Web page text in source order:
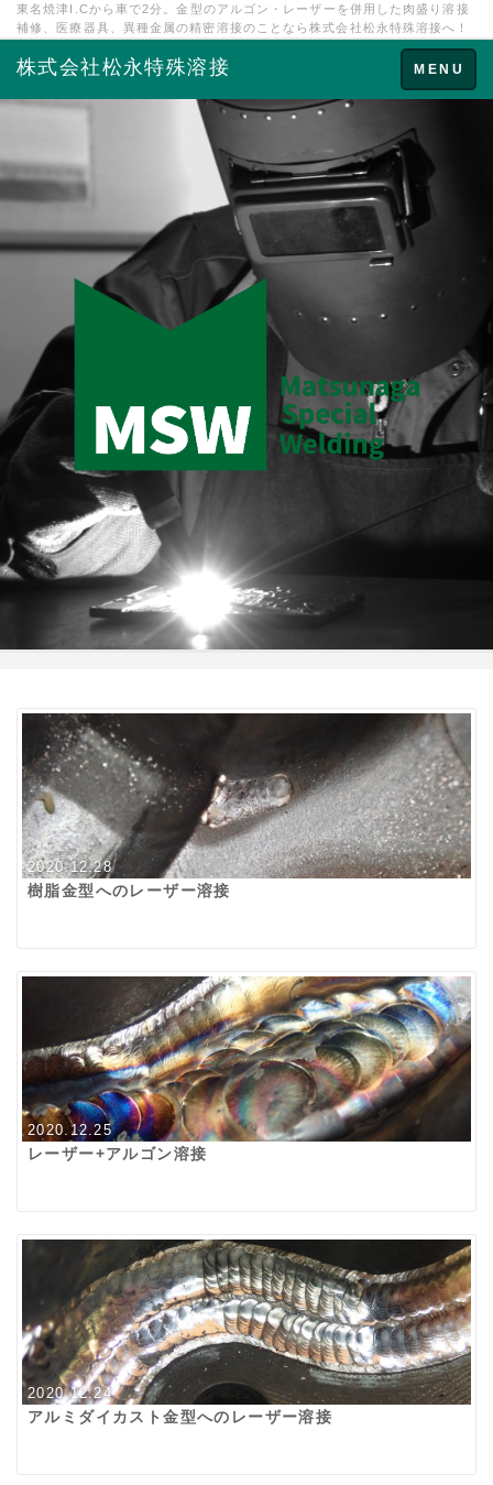
東名焼津I.Cから車で2分。金型のアルゴン・レーザーを併用した肉盛り溶接
補修、医療器具、異種金属の精密溶接のことなら株式会社松永特殊溶接へ！
Toggle
navigation
MENU
株式会社松永特殊溶接
2020.12.28
樹脂金型へのレーザー溶接
2020.12.25
レーザー+アルゴン溶接
2020.12.24
アルミダイカスト金型へのレーザー溶接